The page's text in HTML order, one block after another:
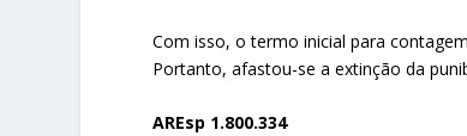
Com isso, o termo inicial para
Portanto, afastou-se a extinção da
AREsp 1.800.334